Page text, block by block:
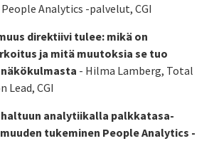
Analytics -palvelut, CGI
direktiivi tulee: mikä on
ja mitä muutoksia se tuo
- Hilma Lamberg, Total
Lead, CGI
analytiikalla palkkatasa-
tukeminen People Analytics -